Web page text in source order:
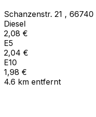
Schanzenstr. 21 , 66740
Diesel
2,08 €
E5
2,04 €
E10
1,98 €
4.6 km entfernt